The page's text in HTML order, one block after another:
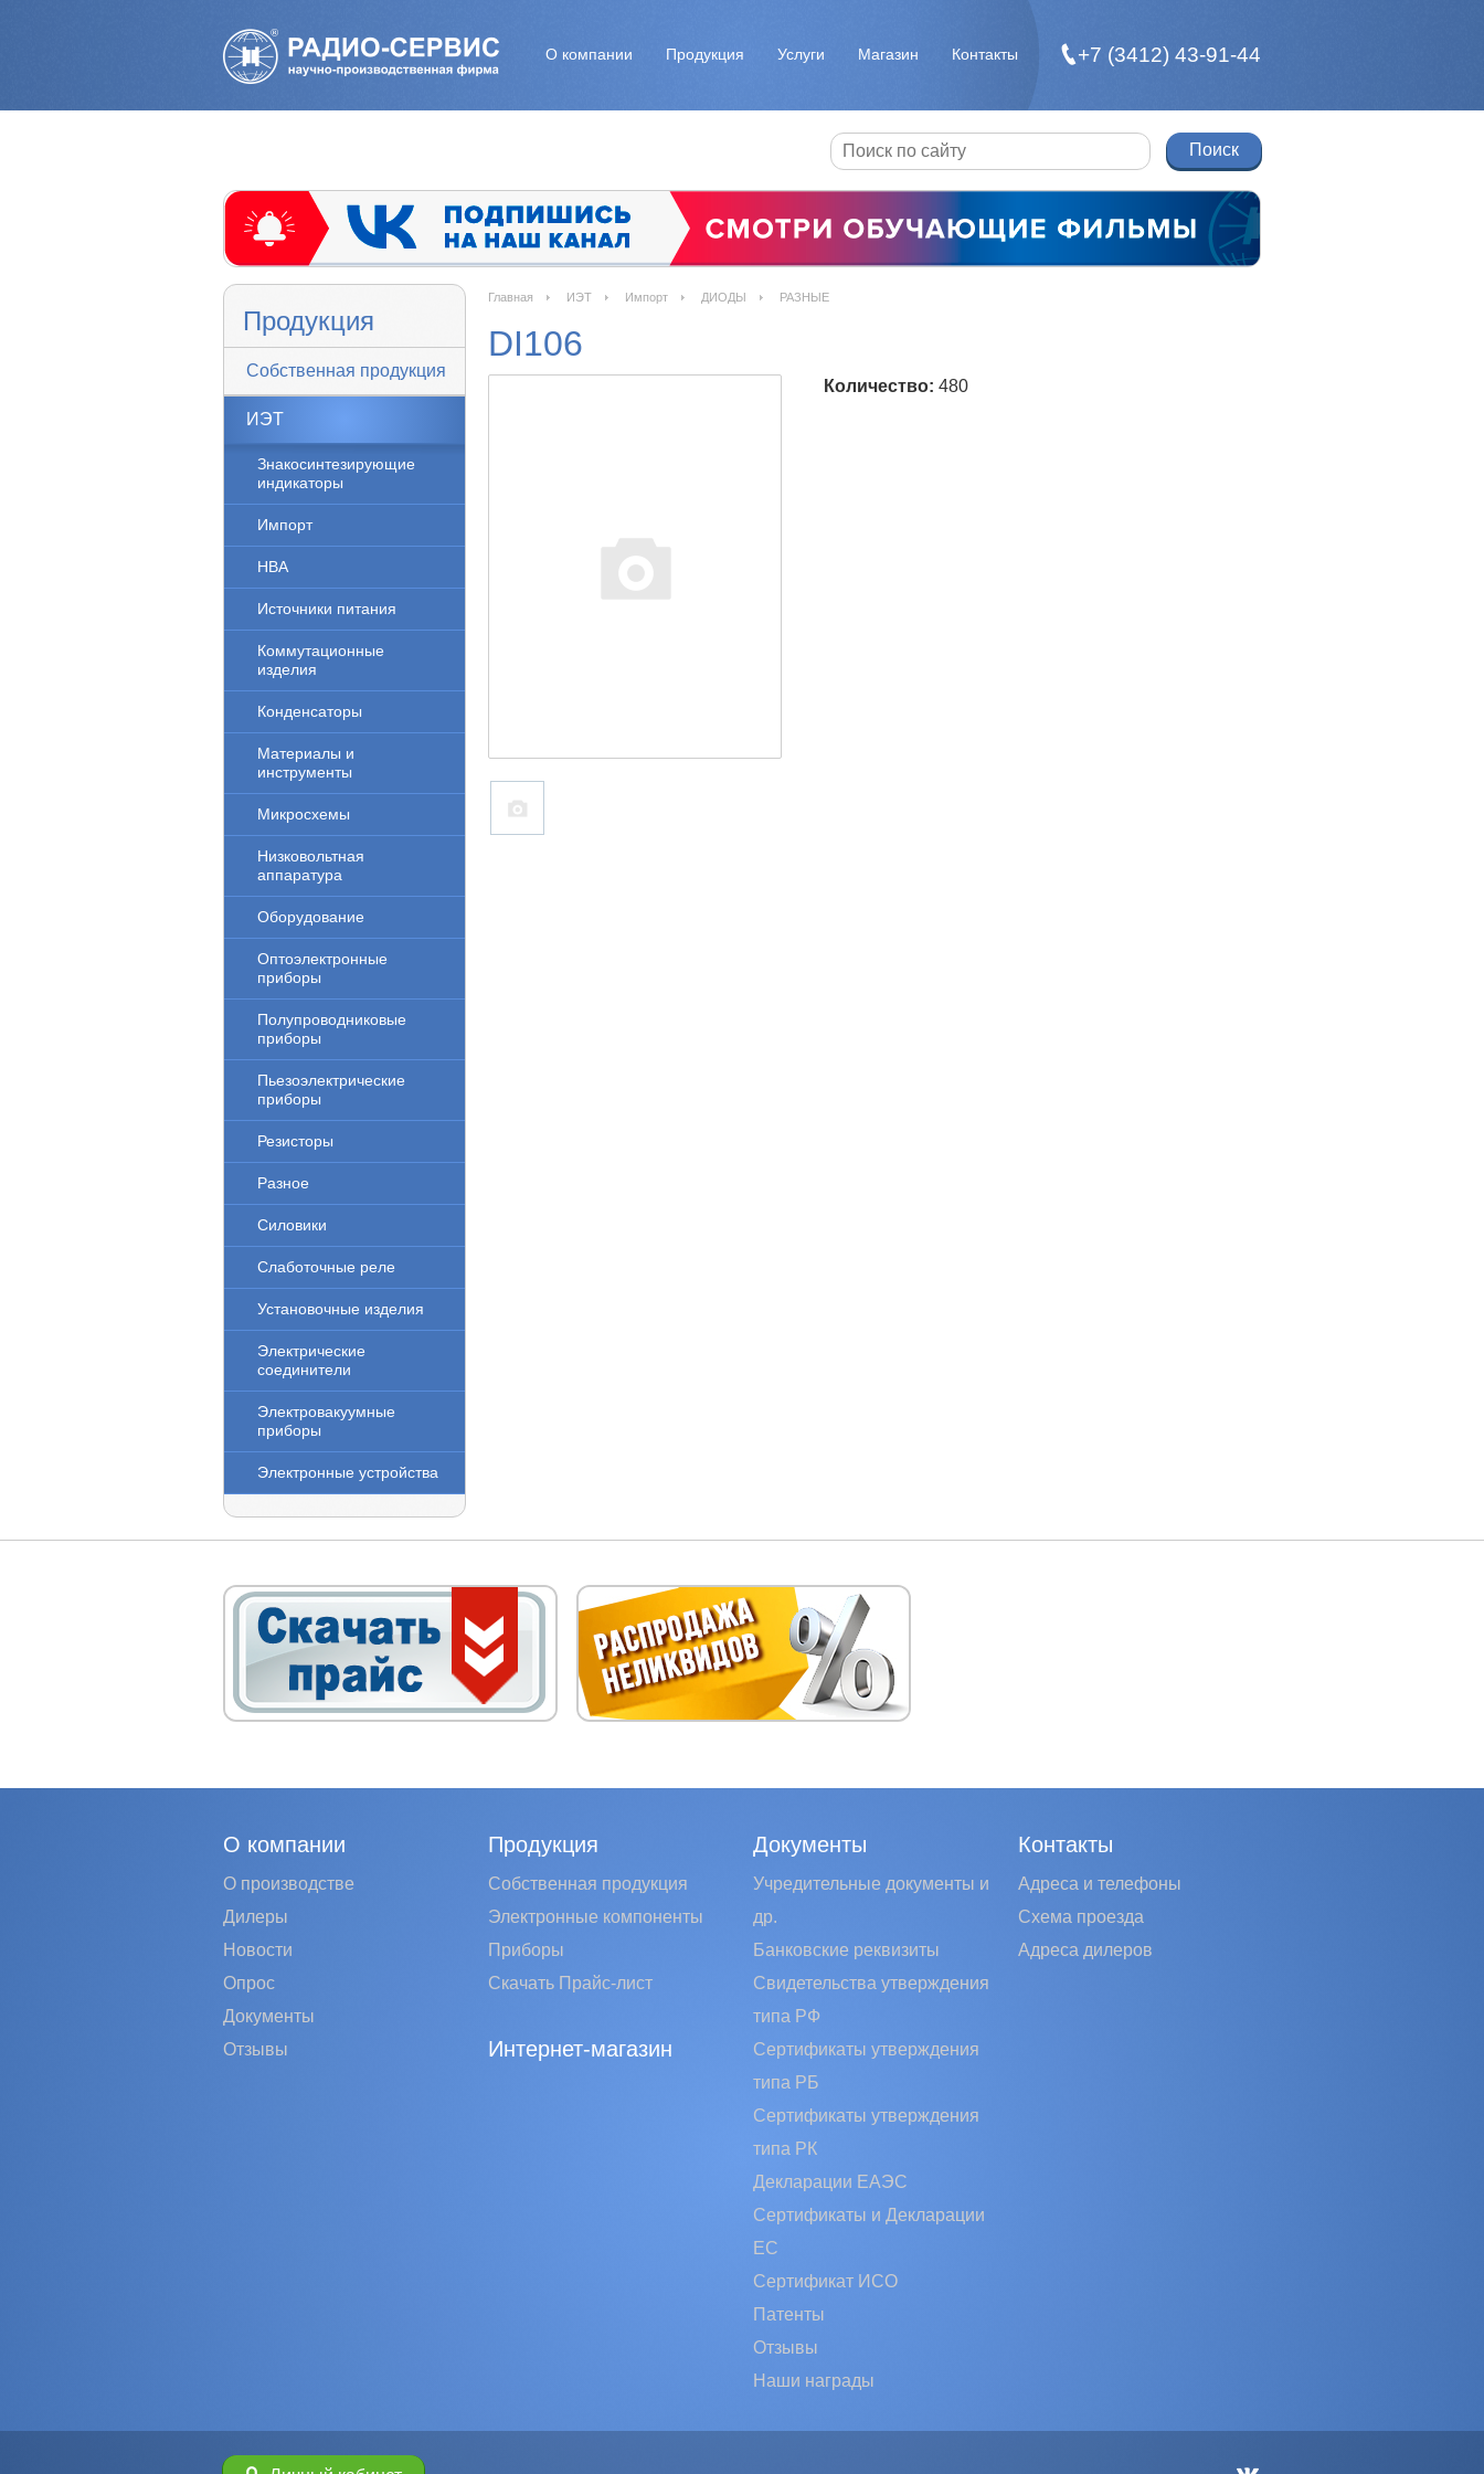
О компании Продукция Услуги Магазин Контакты +7 (3412) 43-91-44
Продукция
Собственная продукция
ИЭТ
Знакосинтезирующие
индикаторы
Импорт
НВА
Источники питания
Коммутационные
изделия
Конденсаторы
Материалы и
инструменты
Микросхемы
Низковольтная
аппаратура
Оборудование
Оптоэлектронные
приборы
Полупроводниковые
приборы
Пьезоэлектрические
приборы
Резисторы
Разное
Силовики
Слаботочные реле
Установочные изделия
Электрические
соединители
Электровакуумные
приборы
Электронные устройства
Главная ИЭТ Импорт ДИОДЫ РАЗНЫЕ
DI106
Количество: 480
О компании
О производстве
Дилеры
Новости
Опрос
Документы
Отзывы
Продукция
Собственная продукция
Электронные компоненты
Приборы
Скачать Прайс-лист
Интернет-магазин
Документы
Учредительные документы и
др.
Банковские реквизиты
Свидетельства утверждения
типа РФ
Сертификаты утверждения
типа РБ
Сертификаты утверждения
типа РК
Декларации ЕАЭС
Сертификаты и Декларации
EC
Сертификат ИСО
Патенты
Отзывы
Наши награды
Контакты
Адреса и телефоны
Схема проезда
Адреса дилеров